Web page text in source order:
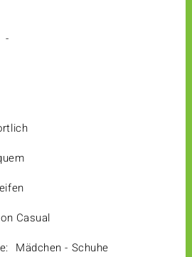
-
Casual
Mädchen - Schuhe